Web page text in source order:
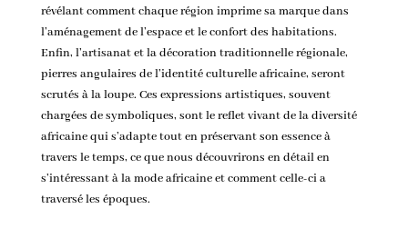
révélant comment chaque région imprime sa marque dans
l’aménagement de l’espace et le confort des habitations.
Enfin, l’artisanat et la décoration traditionnelle régionale,
pierres angulaires de l’identité culturelle africaine, seront
scrutés à la loupe. Ces expressions artistiques, souvent
chargées de symboliques, sont le reflet vivant de la diversité
africaine qui s’adapte tout en préservant son essence à
travers le temps, ce que nous découvrirons en détail en
s’intéressant à la mode africaine et comment celle-ci a
traversé les époques.